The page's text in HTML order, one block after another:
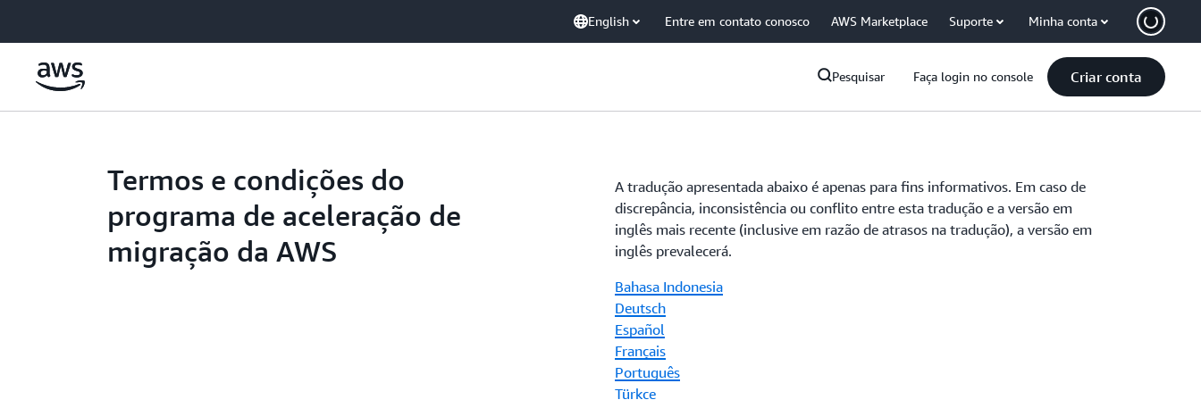
English Entre em contato conosco AWS Marketplace Suporte Minha conta
Pesquisar Faça login no console Criar conta
Termos e condições do
programa de aceleração de
migração da AWS
A tradução apresentada abaixo é apenas para fins informativos. Em caso de
discrepância, inconsistência ou conflito entre esta tradução e a versão em
inglês mais recente (inclusive em razão de atrasos na tradução), a versão em
inglês prevalecerá.
Bahasa Indonesia
Deutsch
Español
Français
Português
Türkçe